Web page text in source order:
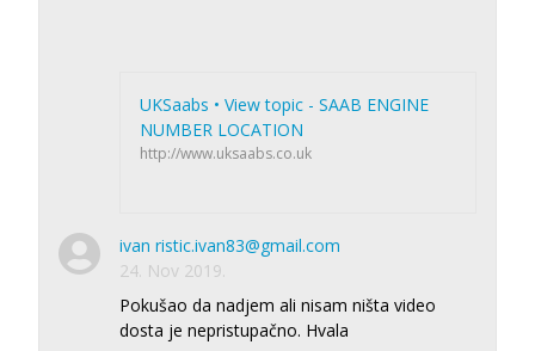
UKSaabs • View topic - SAAB ENGINE
NUMBER LOCATION
http://www.uksaabs.co.uk
ivan ristic.ivan83@gmail.com
24. Nov 2019.
Pokušao da nadjem ali nisam ništa video
dosta je nepristupačno. Hvala